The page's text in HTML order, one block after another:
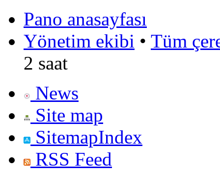
Pano anasayfası
Yönetim ekibi • Tüm
2 saat
News
Site map
SitemapIndex
RSS Feed